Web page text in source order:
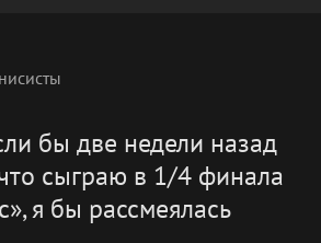
бы две недели назад
сыграю в 1/4 финала
я бы рассмеялась